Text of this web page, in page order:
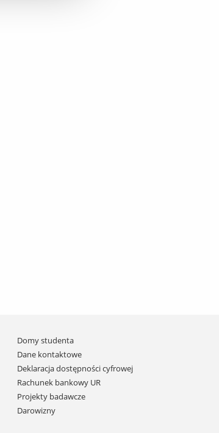
Domy studenta
Dane kontaktowe
Deklaracja dostępności cyfrowej
Rachunek bankowy UR
Projekty badawcze
Darowizny